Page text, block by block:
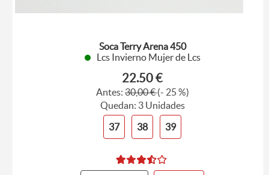
Soca Terry Arena 450
Lcs Invierno Mujer de Lcs
22.50 €
Antes:30,00 €(- 25 %)
Quedan: 3 Unidades
37
38 39